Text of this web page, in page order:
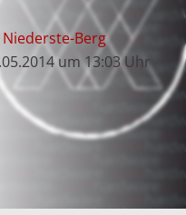
Berg
um 13:03 Uhr